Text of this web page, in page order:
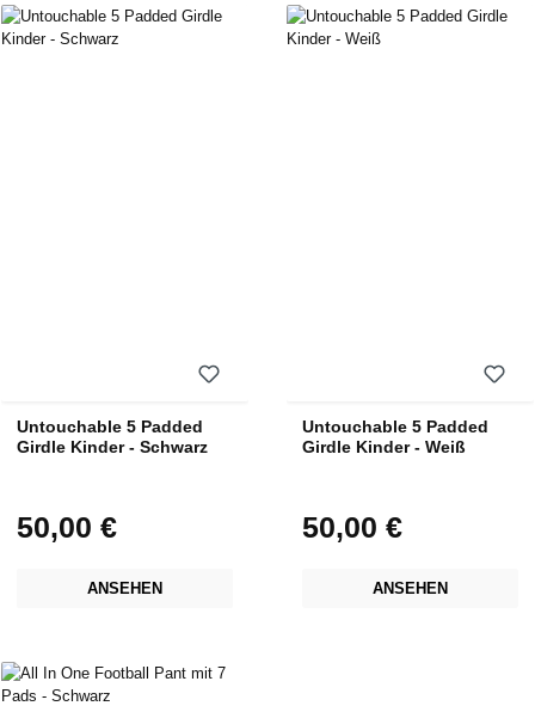
Untouchable 5 Padded
Girdle Kinder - Schwarz
Regulärer Preis:
50,00 €
ANSEHEN
Untouchable 5 Padded
Girdle Kinder - Weiß
Regulärer Preis:
50,00 €
ANSEHEN